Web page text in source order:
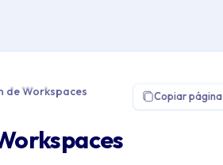
de Workspaces Copiar página